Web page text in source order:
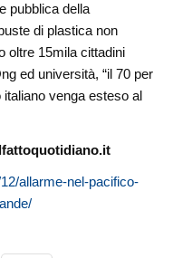
pubblica della
di plastica non
oltre 15mila cittadini
ed università, “il 70 per
venga esteso al
allarme-nel-pacifico-